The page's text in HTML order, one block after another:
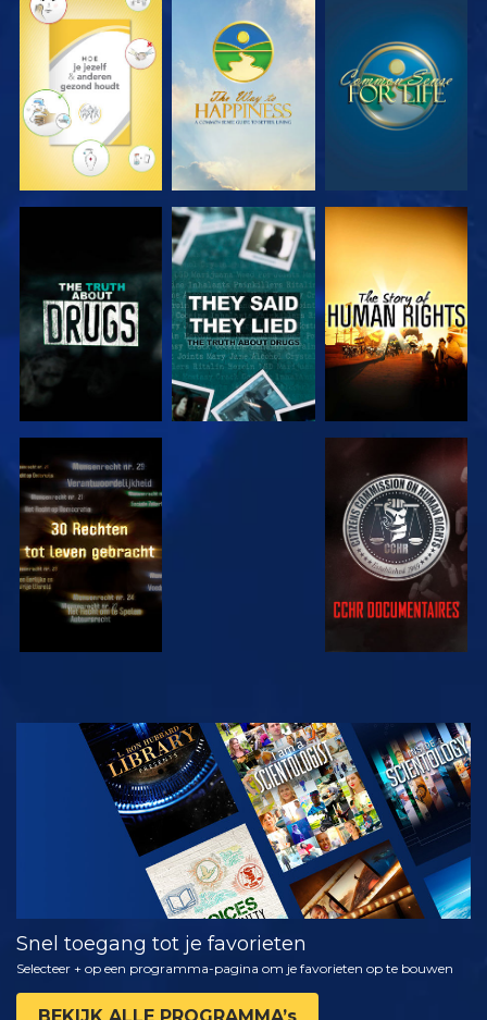
KIJK KIJK KIJK
KIJK KIJK
KIJK KIJK
KIJK
VERKEN DE
SERIE
Snel toegang tot je favorieten
Selecteer + op een programma-pagina om je favorieten op te bouwen